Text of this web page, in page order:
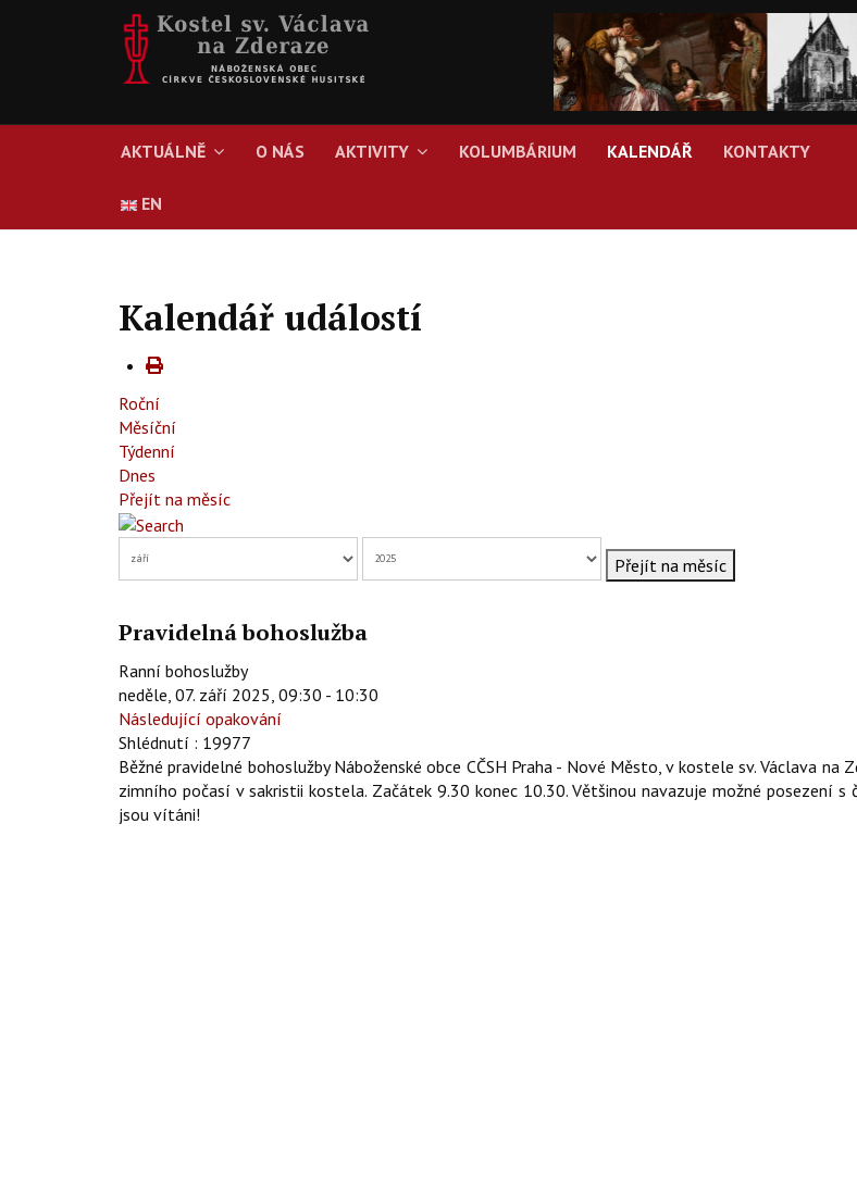
AKTUÁLNĚ O NÁS AKTIVITY KOLUMBÁRIUM KALENDÁŘ KONTAKTY
EN
Kalendář událostí
Roční
Měsíční
Týdenní
Dnes
Přejít na měsíc
Přejít na měsíc
Pravidelná bohoslužba
Ranní bohoslužby
neděle, 07. září 2025, 09:30 - 10:30
Následující opakování
Shlédnutí : 19977
Běžné pravidelné bohoslužby Náboženské obce CČSH Praha - Nové Město, v kostele sv. Václava na
zimního počasí v sakristii kostela. Začátek 9.30 konec 10.30. Většinou navazuje možné posezení s
jsou vítáni!